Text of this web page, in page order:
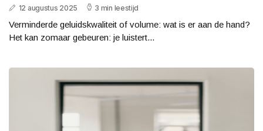
12 augustus 2025 3 min leestijd
Verminderde geluidskwaliteit of volume: wat is er aan de hand?
Het kan zomaar gebeuren: je luistert...